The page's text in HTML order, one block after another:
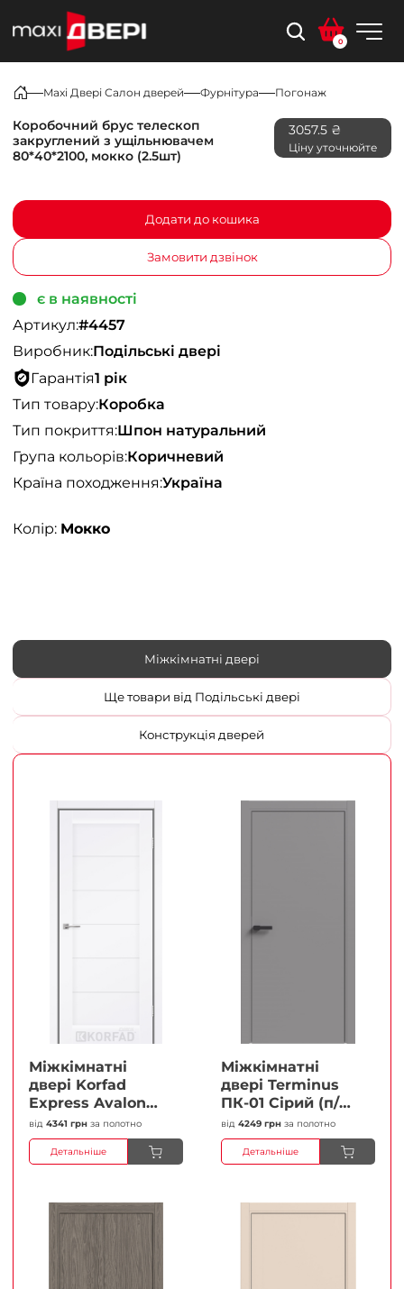
0
Maxi Двері Салон дверей Фурнітура Погонаж
Коробочний брус телескоп
закруглений з ущільнювачем
80*40*2100, мокко (2.5шт)
3057.5 ₴
Ціну уточнюйте
Додати до кошика
Замовити дзвінок
є в наявності
Артикул:#4457
Виробник:Подільські двері
Гарантія1 рік
Тип товару:Коробка
Тип покриття:Шпон натуральний
Група кольорів:Коричневий
Країна походження:Україна
Колір: Мокко
Міжкімнатні двері
Ще товари від Подільські двері
Конструкція дверей
Міжкімнатні
двері Korfad
Express Avalon
Білий мат
Кристал
Антискретч
від 4341 грн за полотно
Детальніше
Міжкімнатні
двері Terminus
ПК-01 Сірий (п/п)
Глухі Плівка
від 4249 грн за полотно
Детальніше